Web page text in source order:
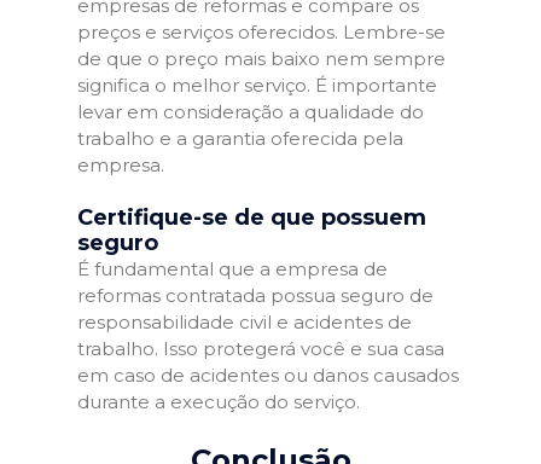
empresas de reformas e compare os
preços e serviços oferecidos. Lembre-se
de que o preço mais baixo nem sempre
significa o melhor serviço. É importante
levar em consideração a qualidade do
trabalho e a garantia oferecida pela
empresa.
Certifique-se de que possuem
seguro
É fundamental que a empresa de
reformas contratada possua seguro de
responsabilidade civil e acidentes de
trabalho. Isso protegerá você e sua casa
em caso de acidentes ou danos causados
durante a execução do serviço.